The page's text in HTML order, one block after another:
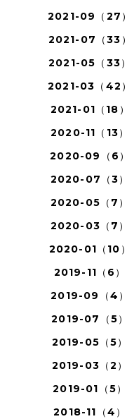
2021-09（27）
2021-07（33）
2021-05（33）
2021-03（42）
2021-01（18）
2020-11（13）
2020-09（6）
2020-07（3）
2020-05（7）
2020-03（7）
2020-01（10）
2019-11（6）
2019-09（4）
2019-07（5）
2019-05（5）
2019-03（2）
2019-01（5）
2018-11（4）